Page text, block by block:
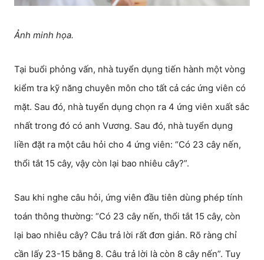
Ảnh minh họa.
Tại buổi phỏng vấn, nhà tuyển dụng tiến hành một vòng
kiểm tra kỹ năng chuyên môn cho tất cả các ứng viên có
mặt. Sau đó, nhà tuyển dụng chọn ra 4 ứng viên xuất sắc
nhất trong đó có anh Vương. Sau đó, nhà tuyển dụng
liền đặt ra một câu hỏi cho 4 ứng viên: “Có 23 cây nến,
thổi tắt 15 cây, vậy còn lại bao nhiêu cây?”.
Sau khi nghe câu hỏi, ứng viên đầu tiên dùng phép tính
toán thông thường: “Có 23 cây nến, thổi tắt 15 cây, còn
lại bao nhiêu cây? Câu trả lời rất đơn giản. Rõ ràng chỉ
cần lấy 23-15 bằng 8. Câu trả lời là còn 8 cây nến”. Tuy